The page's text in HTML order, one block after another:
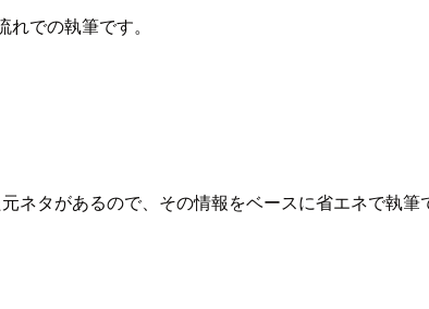
での執筆です。
タがあるので、その情報をベースに省エネで執筆